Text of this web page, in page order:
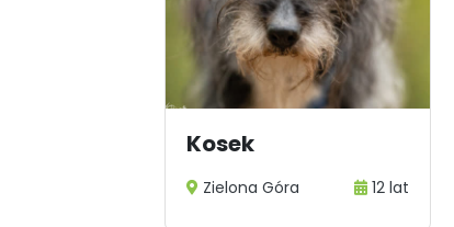
Kosek
Zielona Góra 12 lat